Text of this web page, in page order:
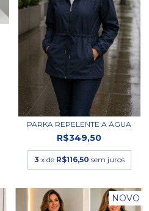
PARKA REPELENTE A ÁGUA
R$349,50
3 x de R$116,50 sem juros
NOVO